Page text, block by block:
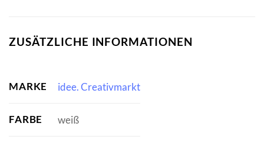
ZUSÄTZLICHE INFORMATIONEN
MARKE idee. Creativmarkt
FARBE weiß